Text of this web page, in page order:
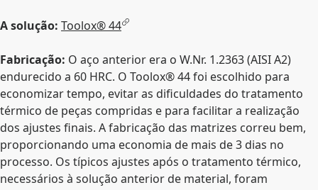
A solução: Toolox® 44
Fabricação: O aço anterior era o W.Nr. 1.2363 (AISI A2)
endurecido a 60 HRC. O Toolox® 44 foi escolhido para
economizar tempo, evitar as dificuldades do tratamento
térmico de peças compridas e para facilitar a realização
dos ajustes finais. A fabricação das matrizes correu bem,
proporcionando uma economia de mais de 3 dias no
processo. Os típicos ajustes após o tratamento térmico,
necessários à solução anterior de material, foram